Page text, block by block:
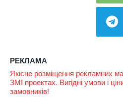
РЕКЛАМА
Якісне розміщення рекламних
ЗМІ проектах. Вигідні умови і
замовників!